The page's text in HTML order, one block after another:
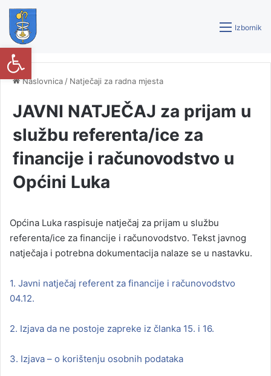
Izbornik
Naslovnica / Natječaji za radna mjesta
JAVNI NATJEČAJ za prijam u
službu referenta/ice za
financije i računovodstvo u
Općini Luka
Općina Luka raspisuje natječaj za prijam u službu
referenta/ice za financije i računovodstvo. Tekst javnog
natječaja i potrebna dokumentacija nalaze se u nastavku.
1. Javni natječaj referent za financije i računovodstvo
04.12.
2. Izjava da ne postoje zapreke iz članka 15. i 16.
3. Izjava – o korištenju osobnih podataka
Open toolbar